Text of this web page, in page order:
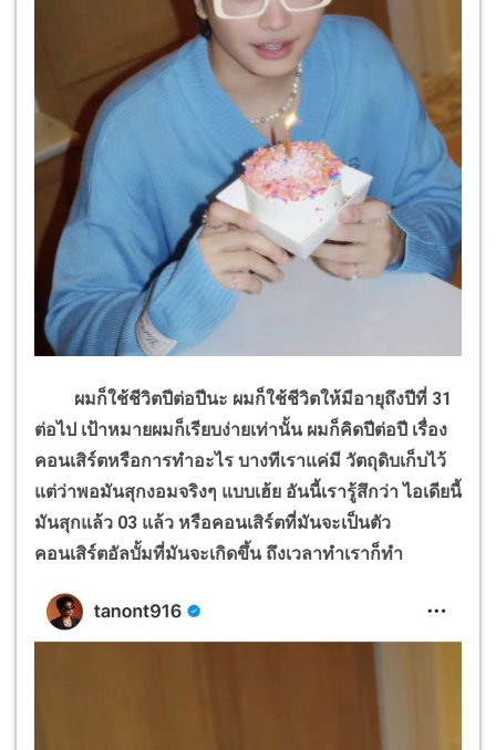
ผมก็ใช้ชีวิตปีต่อปีนะ ผมก็ใช้ชีวิตให้มีอายุถึงปีที่ 31
ต่อไป เป้าหมายผมก็เรียบง่ายเท่านั้น ผมก็คิดปีต่อปี เรื่อง
คอนเสิร์ตหรือการทำอะไร บางทีเราแค่มี วัตถุดิบเก็บไว้
แต่ว่าพอมันสุกงอมจริงๆ แบบเฮ้ย อันนี้เรารู้สึกว่า ไอเดียนี้
มันสุกแล้ว 03 แล้ว หรือคอนเสิร์ตที่มันจะเป็นตัว
คอนเสิร์ตอัลบั้มที่มันจะเกิดขึ้น ถึงเวลาทำเราก็ทำ